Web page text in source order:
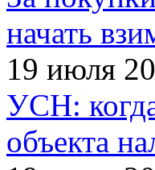
начать
19 июля
УСН:
объекта